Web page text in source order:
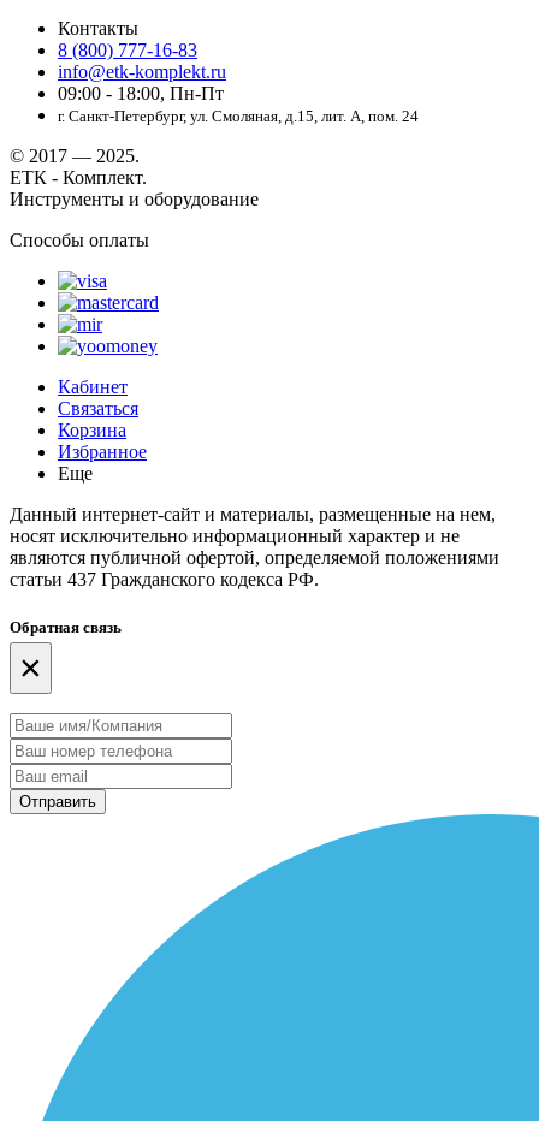
Контакты
8 (800) 777-16-83
info@etk-komplekt.ru
09:00 - 18:00, Пн-Пт
г. Санкт-Петербург, ул. Смоляная, д.15, лит. А, пом. 24
© 2017 — 2025.
ЕТК - Комплект.
Инструменты и оборудование
Способы оплаты
Кабинет
Связаться
Корзина
Избранное
Еще
Данный интернет-сайт и материалы, размещенные на нем,
носят исключительно информационный характер и не
являются публичной офертой, определяемой положениями
статьи 437 Гражданского кодекса РФ.
Обратная связь
×
Отправить